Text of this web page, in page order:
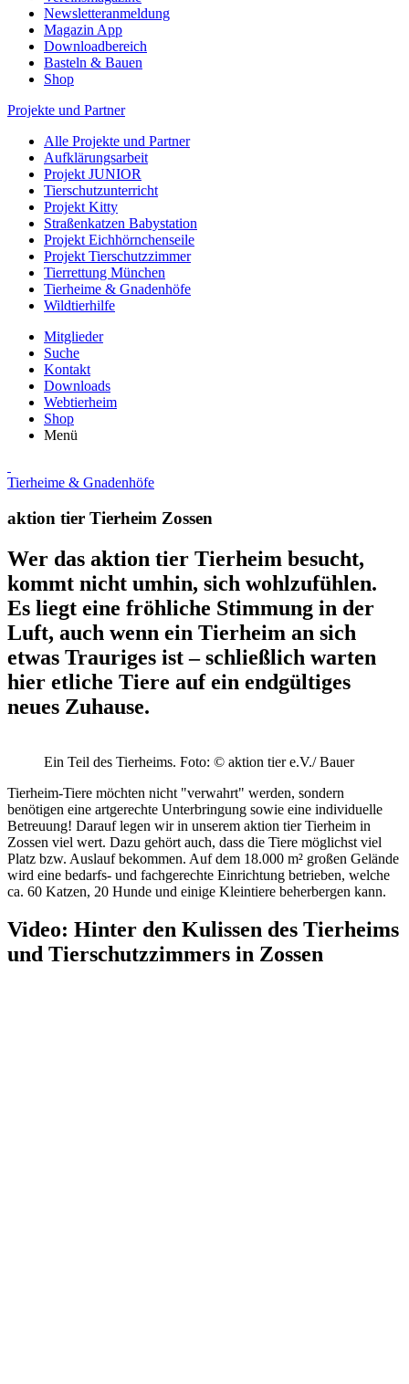
Newsletteranmeldung
Magazin App
Downloadbereich
Basteln & Bauen
Shop
Projekte und Partner
Alle Projekte und Partner
Aufklärungsarbeit
Projekt JUNIOR
Tierschutzunterricht
Projekt Kitty
Straßenkatzen Babystation
Projekt Eichhörnchenseile
Projekt Tierschutzzimmer
Tierrettung München
Tierheime & Gnadenhöfe
Wildtierhilfe
Mitglieder
Suche
Kontakt
Downloads
Webtierheim
Shop
Menü
Tierheime & Gnadenhöfe
aktion tier Tierheim Zossen
Wer das aktion tier Tierheim besucht,
kommt nicht umhin, sich wohlzufühlen.
Es liegt eine fröhliche Stimmung in der
Luft, auch wenn ein Tierheim an sich
etwas Trauriges ist – schließlich warten
hier etliche Tiere auf ein endgültiges
neues Zuhause.
Ein Teil des Tierheims. Foto: © aktion tier e.V./ Bauer
Tierheim-Tiere möchten nicht "verwahrt" werden, sondern
benötigen eine artgerechte Unterbringung sowie eine individuelle
Betreuung! Darauf legen wir in unserem aktion tier Tierheim in
Zossen viel wert. Dazu gehört auch, dass die Tiere möglichst viel
Platz bzw. Auslauf bekommen. Auf dem 18.000 m² großen Gelände
wird eine bedarfs- und fachgerechte Einrichtung betrieben, welche
ca. 60 Katzen, 20 Hunde und einige Kleintiere beherbergen kann.
Video: Hinter den Kulissen des Tierheims
und Tierschutzzimmers in Zossen